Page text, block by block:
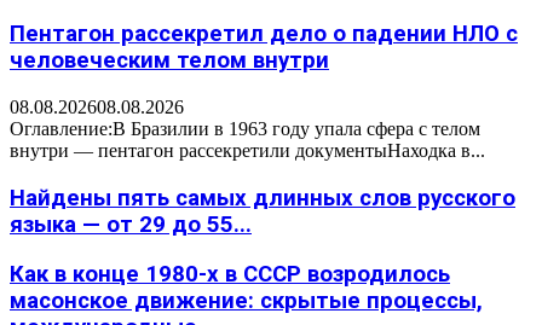
Пентагон рассекретил дело о падении НЛО с
человеческим телом внутри
08.08.202608.08.2026
Оглавление:В Бразилии в 1963 году упала сфера с телом
внутри — пентагон рассекретили документыНаходка в...
Найдены пять самых длинных слов русского
языка — от 29 до 55...
Как в конце 1980-х в СССР возродилось
масонское движение: скрытые процессы,